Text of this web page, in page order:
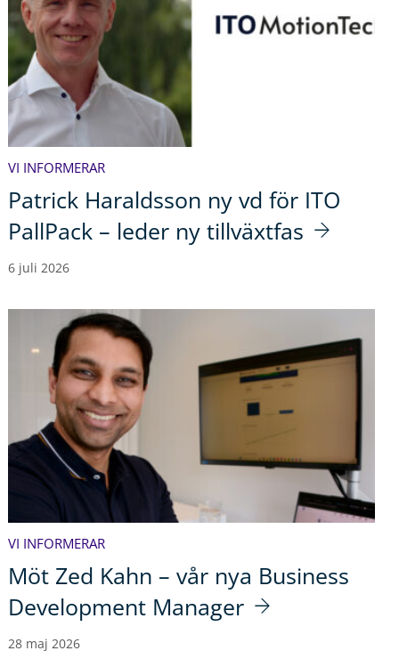
VI INFORMERAR
Patrick Haraldsson ny vd för ITO
PallPack – leder ny tillväxtfas
6 juli 2026
VI INFORMERAR
Möt Zed Kahn – vår nya Business
Development Manager
28 maj 2026